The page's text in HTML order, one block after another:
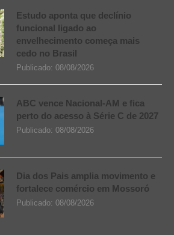
Estudo aponta que declínio
funcional ligado ao
envelhecimento começa mais
cedo no Brasil
Publicado: 08/08/2026
ABC vence Nacional-AM e fica
perto do acesso à Série C de 2027
Publicado: 08/08/2026
Dia dos Pais amplia movimento e
fortalece comércio em Mossoró
Publicado: 08/08/2026